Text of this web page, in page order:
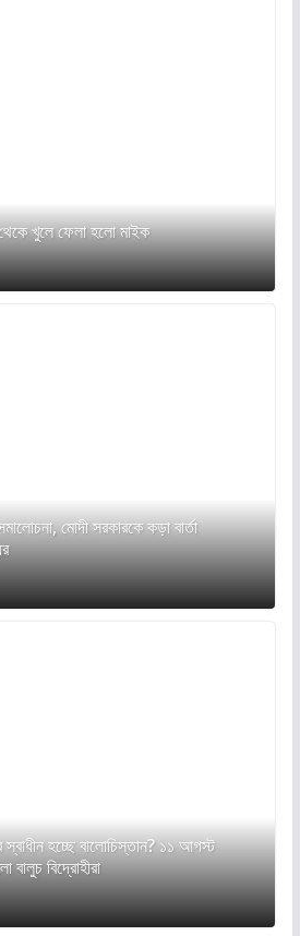
খুলে ফেলা হলো মাইক
মোদী সরকারকে কড়া বার্তা
স্বাধীন হচ্ছে বালোচিস্তান? ১১ আগস্ট
বালুচ বিদ্রোহীরা